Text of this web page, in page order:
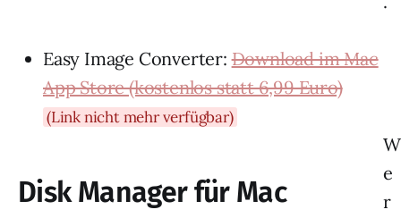
Easy Image Converter:Download im Mac
App Store (kostenlos statt 6,99 Euro)
(Link nicht mehr verfügbar)
Disk Manager für Mac
W
e
r